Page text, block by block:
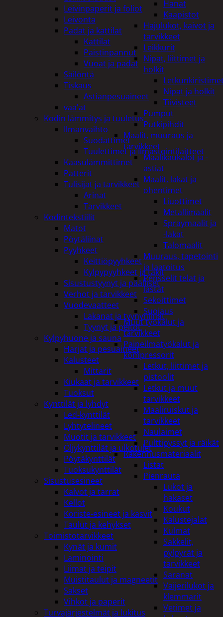
Hanat
Kaapistot
Hajulukot, kaivot ja
tarvikkeet
Leikkurit
Nipat, liittimet ja
holkit
Nipat ja holkit
Tiivisteet
Pumput
Putkipihdit
Maalit, muuraus ja
tarvikkeet
Maalikaukalot ja -
astiat
Maalit, lakat ja
ohentimet
Liuottimet
Metallimaalit
Spraymaalit ja
-lakat
Talomaalit
Muuraus, tapetointi
ja laatoitus
Pensselit telat ja
lastat
Sekoittimet
Suojaus
Muut työkalut ja
tarvikkeet
Paineilmatyökalut ja
kompressorit
Letkut, liittimet ja
pistoolit
Letkut ja muut
tarvikkeet
Maaliruiskut ja
tarvikkeet
Naulaimet
Pulttipyssyt ja räikät
Rakennusmateriaalit
Listat
Pienrauta
Lukot ja
hakaset
Koukut
Kalustejalat
Kulmat
Sakkelit,
pylpyrät ja
tarvikkeet
Saranat
Vaijerilukot ja
klemmarit
Vetimet ja
Leivinpaperit ja foliot
Leivonta
Padat ja kattilat
Kattilat
Paistinpannut
Vuoat ja padat
Säilöntä
Tiskaus
Astianpesuaineet
vaa'at
Kodin lämmitys ja tuuletus
Ilmanvaihto
Suodattimet
Tuulettimet ja Ilmastointilaitteet
Kaasulämmittimet
Patterit
Tulisijat ja tarvikkeet
Arinat
Tarvikkeet
Kodintekstiilit
Matot
Pöytäliinat
Pyyhkeet
Keittiöpyyhkeet
Kylpypyyhkeet ja takit
Sisustustyynyt ja päälliset
Verhot ja tarvikkeet
Vuodevaatteet
Lakanat ja tyynynlinat
Tyynyt ja peitot
Kylpyhuone ja sauna
Harjat ja pesuaineet
Kalusteet
Mittarit
Kiukaat ja tarvikkeet
Tuoksut
Kynttilät ja lyhdyt
Led-kynttilät
Lyhtytelineet
Muotit ja tarvikkeet
Öljykynttilät ja ulkotulet
Pöytäkynttilät
Tuoksukynttilät
Sisustusesineet
Kalvot ja tarrat
Kellot
Koriste-esineet ja kasvit
Taulut ja kehykset
Toimistotarvikkeet
Kynät ja kumit
Laminointi
Liimat ja teipit
Muistitaulut ja magneetit
Sakset
Vihkot ja paperit
Turvajärjestelmät ja lukitus